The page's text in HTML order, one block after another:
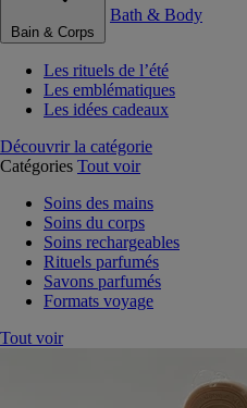
Bain & Corps
Bath & Body
Les rituels de l’été
Les emblématiques
Les idées cadeaux
Découvrir la catégorie
Catégories Tout voir
Soins des mains
Soins du corps
Soins rechargeables
Rituels parfumés
Savons parfumés
Formats voyage
Tout voir